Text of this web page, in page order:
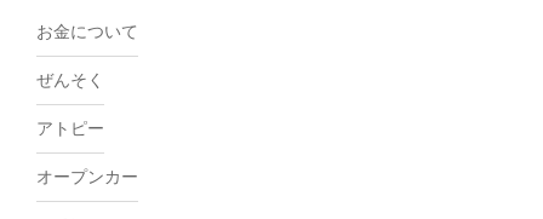
お金について
ぜんそく
アトピー
オープンカー